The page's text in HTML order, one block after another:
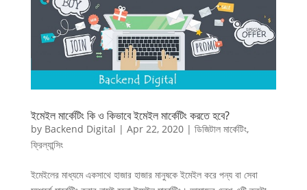
ইমেইল মার্কেটিং কি ও কিভাবে ইমেইল মার্কেটিং করতে হবে?
by Backend Digital | Apr 22, 2020| ডিজিটাল মার্কেটিং,
ফ্রিল্যান্সিং
ইমেইলের মাধ্যমে একসাথে হাজার হাজার মানুষকে ইমেইল করে পন্য বা সেবা